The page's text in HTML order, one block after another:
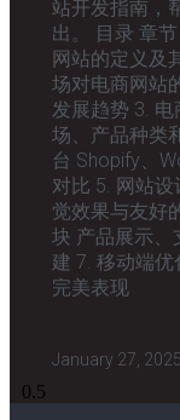
站开发指南，
出。 目录 章
网站的定义及
场对电商网站
发展趋势 3.
场、产品种类
台 Shopify、
对比 5. 网站
觉效果与友好
块 产品展示、
建 7. 移动端
完美表现
January 27, 2025